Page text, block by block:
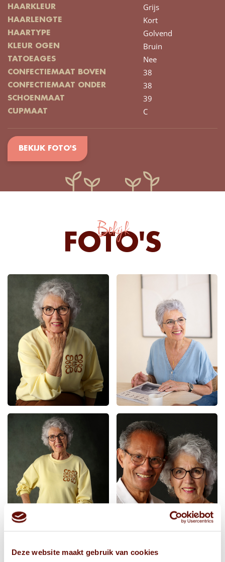
Deze website maakt gebruik van cookies
HAARKLEUR Grijs
HAARLENGTE Kort
HAARTYPE Golvend
KLEUR OGEN Bruin
TATOEAGES Nee
CONFECTIEMAAT BOVEN 38
CONFECTIEMAAT ONDER 38
SCHOENMAAT 39
CUPMAAT C
BEKIJK FOTO'S
Bekijk
FOTO'S